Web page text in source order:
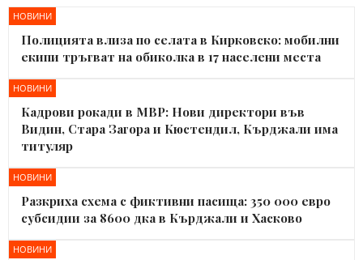
НОВИНИ
Полицията влиза по селата в Кирковско: мобилни
екипи тръгват на обиколка в 17 населени места
НОВИНИ
Кадрови рокади в МВР: Нови директори във
Видин, Стара Загора и Кюстендил, Кърджали има
титуляр
НОВИНИ
Разкриха схема с фиктивни пасища: 350 000 евро
субсидии за 8600 дка в Кърджали и Хасково
НОВИНИ